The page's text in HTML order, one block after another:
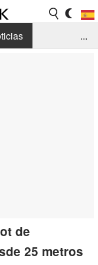
...
de
25 metros